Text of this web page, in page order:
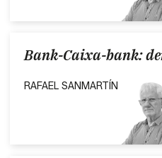
Bank-Caixa-bank:
RAFAEL SANMARTÍN